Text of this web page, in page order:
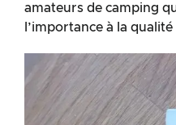
amateurs de camping
l’importance à la